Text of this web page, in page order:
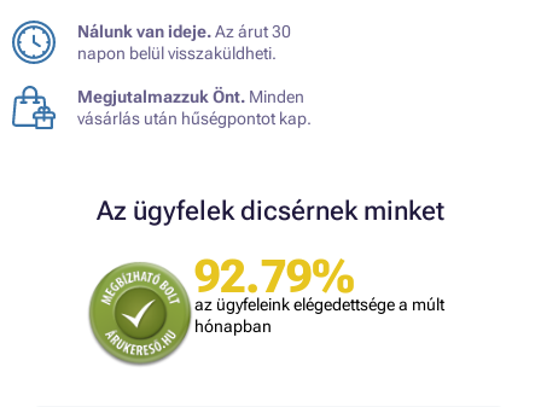
Nálunk van ideje.Az árut 30
napon belül visszaküldheti.
Megjutalmazzuk Önt. Minden
vásárlás után hűségpontot kap.
Az ügyfelek dicsérnek minket
92.79%
az ügyfeleink elégedettsége a múlt
hónapban